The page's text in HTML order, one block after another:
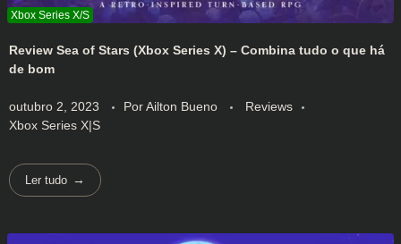
Review Sea of Stars (Xbox Series X) – Combina tudo o que há
de bom
outubro 2, 2023 PorAilton Bueno
Reviews
Xbox Series X|S
Ler tudo